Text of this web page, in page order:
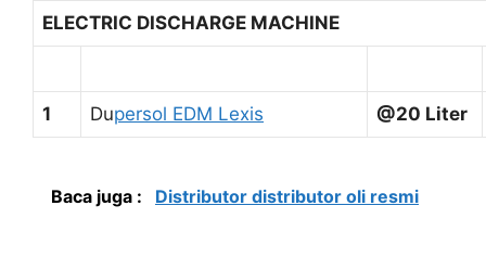
ELECTRIC DISCHARGE MACHINE
1 Dupersol EDM Lexis @20 Liter
Baca juga : Distributor distributor oli resmi